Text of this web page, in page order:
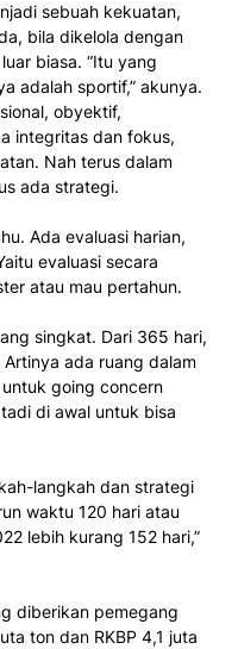
sebuah kekuatan,
bila dikelola dengan
biasa. “Itu yang
adalah sportif,” akunya.
obyektif,
integritas dan fokus,
Nah terus dalam
ada strategi.
Ada evaluasi harian,
evaluasi secara
atau mau pertahun.
singkat. Dari 365 hari,
ada ruang dalam
going concern
di awal untuk bisa
langkah dan strategi
waktu 120 hari atau
lebih kurang 152 hari,”
diberikan pemegang
ton dan RKBP 4,1 juta